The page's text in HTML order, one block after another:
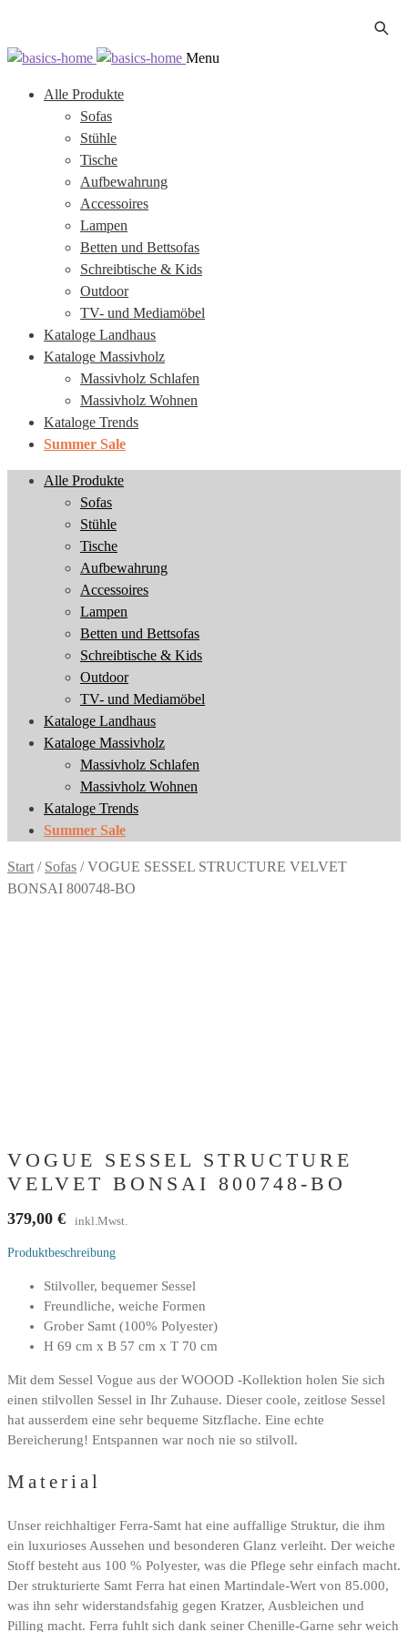
Zur
springen
Zum
springen
Menu
Alle Produkte
Sofas
Stühle
Tische
Aufbewahrung
Accessoires
Lampen
Betten und Bettsofas
Schreibtische & Kids
Outdoor
TV- und Mediamöbel
Kataloge Landhaus
Kataloge Massivholz
Massivholz Schlafen
Massivholz Wohnen
Kataloge Trends
Summer Sale
Alle Produkte
Sofas
Stühle
Tische
Aufbewahrung
Accessoires
Lampen
Betten und Bettsofas
Schreibtische & Kids
Outdoor
TV- und Mediamöbel
Kataloge Landhaus
Kataloge Massivholz
Massivholz Schlafen
Massivholz Wohnen
Kataloge Trends
Summer Sale
Start / Sofas /VOGUE SESSEL STRUCTURE VELVET
BONSAI 800748-BO
VOGUE SESSEL STRUCTURE
VELVET BONSAI 800748-BO
379,00 € inkl.Mwst.
Produktbeschreibung
Stilvoller, bequemer Sessel
Freundliche, weiche Formen
Grober Samt (100% Polyester)
H 69 cm x B 57 cm x T 70 cm
Mit dem Sessel Vogue aus der WOOOD -Kollektion holen Sie sich
einen stilvollen Sessel in Ihr Zuhause. Dieser coole, zeitlose Sessel
hat ausserdem eine sehr bequeme Sitzflache. Eine echte
Bereicherung! Entspannen war noch nie so stilvoll.
Material
Unser reichhaltiger Ferra-Samt hat eine auffallige Struktur, die ihm
ein luxurioses Aussehen und besonderen Glanz verleiht. Der weiche
Stoff besteht aus 100 % Polyester, was die Pflege sehr einfach macht.
Der strukturierte Samt Ferra hat einen Martindale-Wert von 85.000,
was ihn sehr widerstandsfahig gegen Kratzer, Ausbleichen und
Pilling macht. Ferra fuhlt sich dank seiner Chenille-Garne sehr weich